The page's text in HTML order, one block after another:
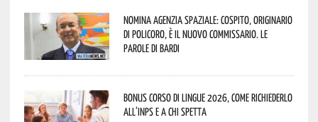
Nomina Agenzia Spaziale: Cospito, originario
di Policoro, è il nuovo commissario. Le
parole di Bardi
Bonus corso di lingue 2026, come richiederlo
all’INPS e a chi spetta